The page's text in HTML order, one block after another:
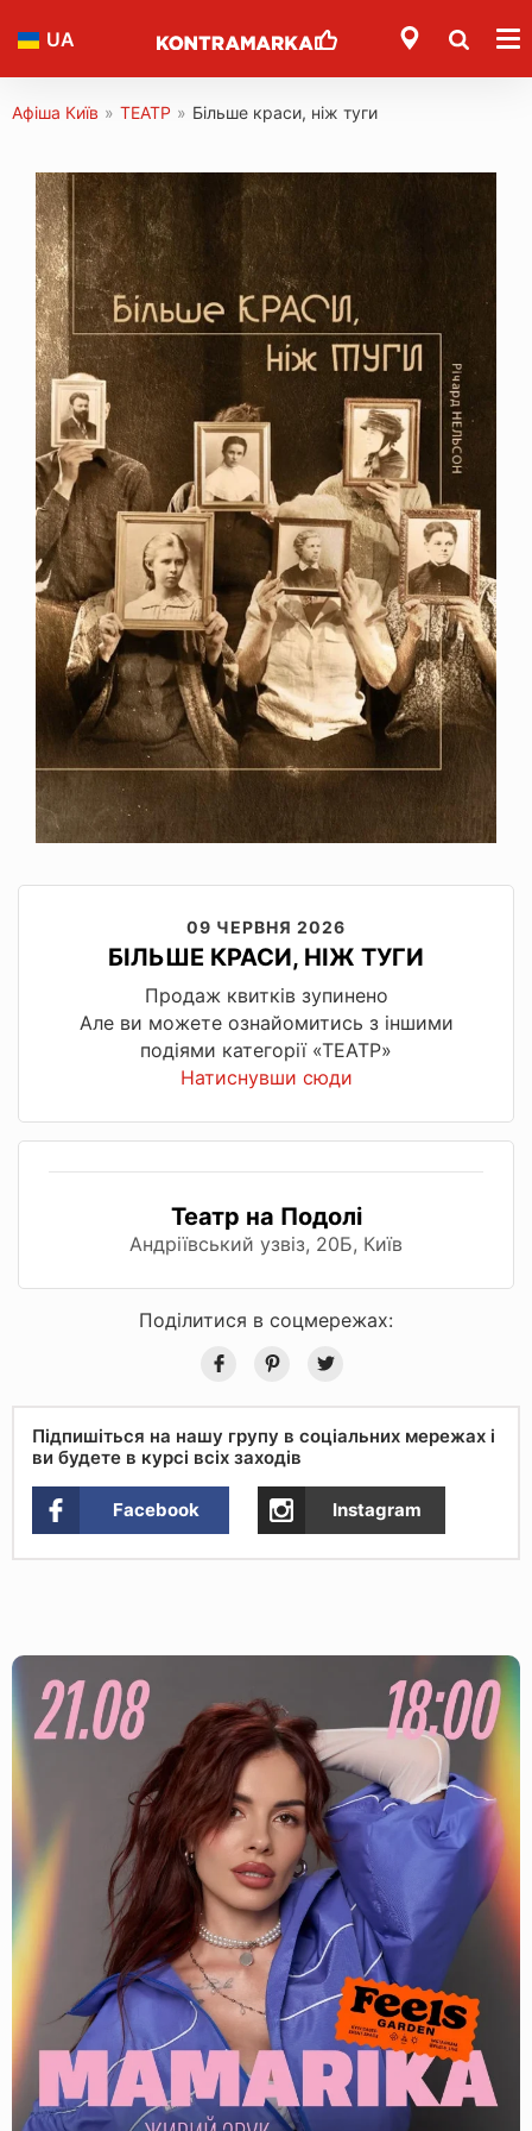
UA
Афіша Київ » ТЕАТР » Більше краси, ніж туги
09 ЧЕРВНЯ 2026
БІЛЬШЕ КРАСИ, НІЖ ТУГИ
Продаж квитків зупинено
Але ви можете ознайомитись з іншими
подіями категорії «ТЕАТР»
Натиснувши сюди
Театр на Подолі
Андріївський узвіз, 20Б, Київ
Поділитися в соцмережах:
Підпишіться на нашу групу в соціальних мережах і
ви будете в курсі всіх заходів
Facebook Instagram